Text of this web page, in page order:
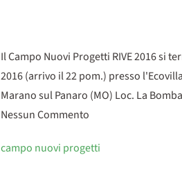
Il Campo Nuovi Progetti RIVE 2016 si
2016 (arrivo il 22 pom.) presso
Marano sul Panaro (MO) Loc. La
Nessun Commento
campo nuovi progetti